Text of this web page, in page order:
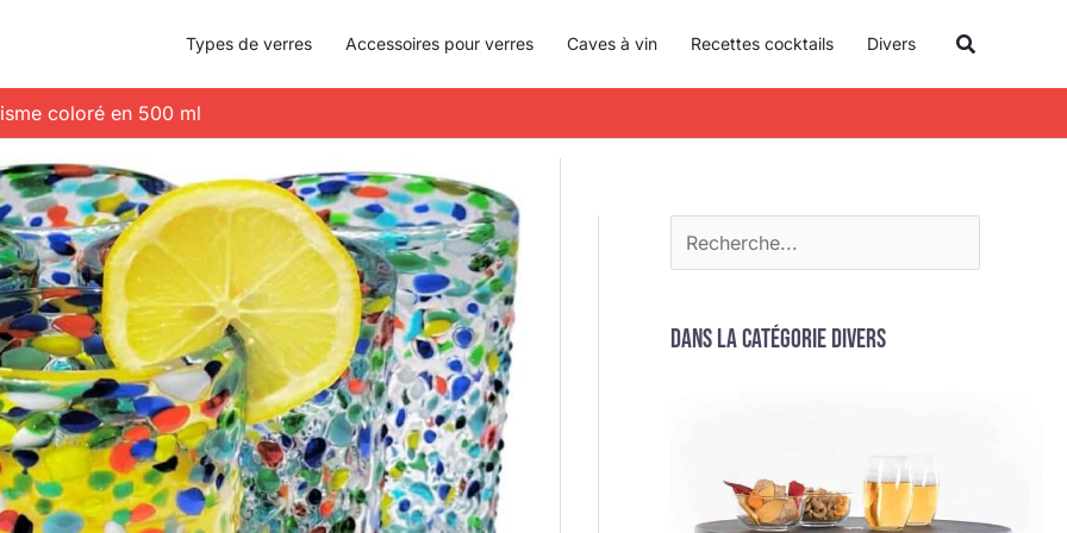
Types de verres Accessoires pour verres Caves à vin Recettes cocktails Divers
coloré en 500 ml
c
h
e
Dans la catégorie Divers